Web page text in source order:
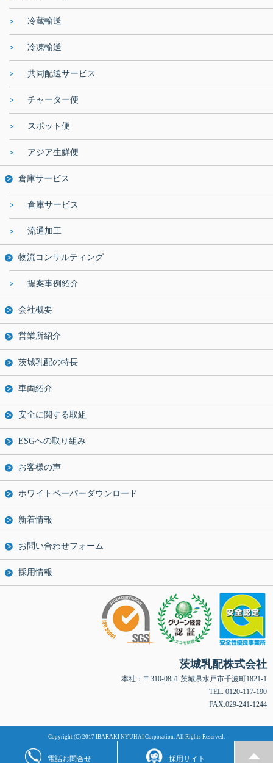
冷蔵輸送
冷凍輸送
共同配送サービス
チャーター便
スポット便
アジア生鮮便
倉庫サービス
倉庫サービス
流通加工
物流コンサルティング
提案事例紹介
会社概要
営業所紹介
茨城乳配の特長
車両紹介
安全に関する取組
ESGへの取り組み
お客様の声
ホワイトペーパーダウンロード
新着情報
お問い合わせフォーム
採用情報
茨城乳配株式会社
本社：〒310-0851 茨城県水戸市千波町1821-1
TEL. 0120-117-190
FAX.029-241-1244
Copyright (C) 2017 IBARAKI NYUHAI Corporation. All Rights Reserved.
電話お問合せ 採用サイト